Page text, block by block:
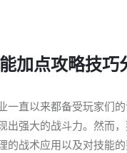
加点攻略技
一直以来都备受玩家们
出强大的战斗力。然而
的战术应用以及对技能